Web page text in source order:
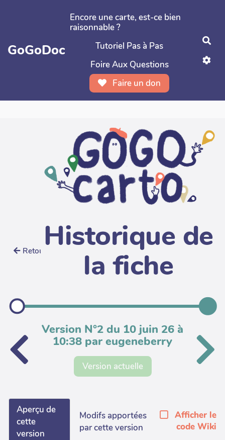
Aller au contenu principal
GoGoDoc
Encore une carte, est-ce bien
raisonnable ?
Tutoriel Pas à Pas
Foire Aux Questions
Faire un don
Retour Historique de
la fiche
Version N°2 du 10 juin 26 à
10:38 par eugeneberry
Version actuelle
Aperçu de
cette
version
Modifs apportées
par cette version
Afficher le
code Wiki